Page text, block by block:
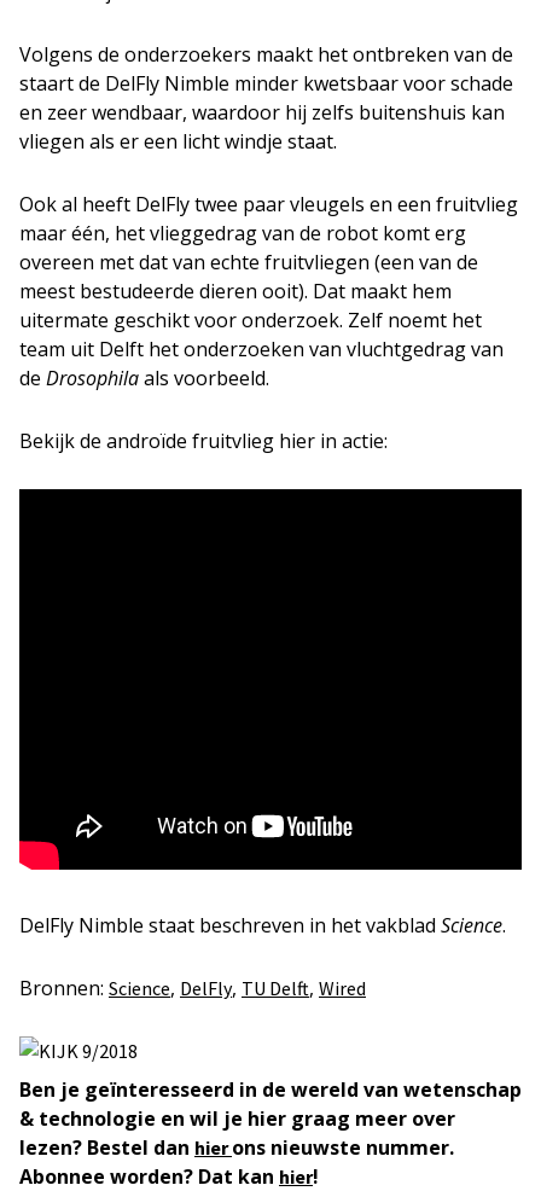
Volgens de onderzoekers maakt het ontbreken van de
staart de DelFly Nimble minder kwetsbaar voor schade
en zeer wendbaar, waardoor hij zelfs buitenshuis kan
vliegen als er een licht windje staat.
Ook al heeft DelFly twee paar vleugels en een fruitvlieg
maar één, het vlieggedrag van de robot komt erg
overeen met dat van echte fruitvliegen (een van de
meest bestudeerde dieren ooit). Dat maakt hem
uitermate geschikt voor onderzoek. Zelf noemt het
team uit Delft het onderzoeken van vluchtgedrag van
de Drosophilaals voorbeeld.
Bekijk de androïde fruitvlieg hier in actie:
DelFly Nimble staat beschreven in het vakblad Science.
Bronnen: Science, DelFly, TU Delft, Wired
Ben je geïnteresseerd in de wereld van wetenschap
& technologie en wil je hier graag meer over
lezen? Bestel dan hierons nieuwste nummer.
Abonnee worden? Dat kan hier!